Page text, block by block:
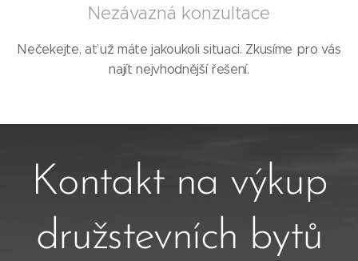
Nezávazná konzultace
Nečekejte, ať už máte jakoukoli situaci. Zkusíme pro vás
najít nejvhodnější řešení.
Kontakt na výkup
družstevních bytů